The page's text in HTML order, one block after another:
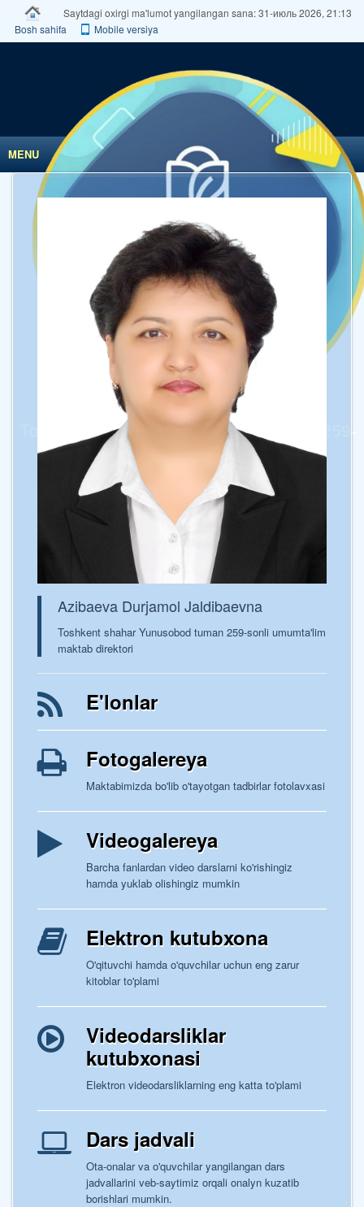
Saytdagi oxirgi ma'lumot yangilangan sana: 31-июль 2026, 21:13
Bosh sahifa
Mobile versiya
Toshkent shaxar Yunusobod tumani 259-
sonli umumta’lim maktabi
MENU
Azibaeva Durjamol Jaldibaevna
Toshkent shahar Yunusobod tuman 259-sonli umumta'lim
maktab direktori
E'lonlar
Fotogalereya
Maktabimizda bo'lib o'tayotgan tadbirlar fotolavxasi
Videogalereya
Barcha fanlardan video darslarni ko'rishingiz
hamda yuklab olishingiz mumkin
Elektron kutubxona
O'qituvchi hamda o'quvchilar uchun eng zarur
kitoblar to'plami
Videodarsliklar
kutubxonasi
Elektron videodarsliklarning eng katta to'plami
Dars jadvali
Ota-onalar va o'quvchilar yangilangan dars
jadvallarini veb-saytimiz orqali onalyn kuzatib
borishlari mumkin.